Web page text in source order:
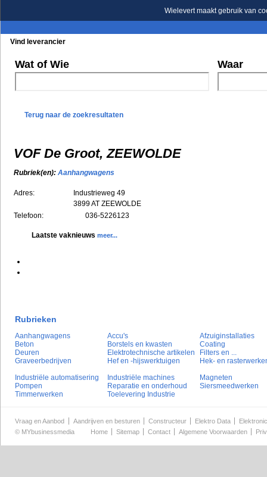
Wielevert maakt gebruik van
Vind leverancier
Wat of Wie Waar
Terug naar de zoekresultaten
VOF De Groot, ZEEWOLDE
Rubriek(en): Aanhangwagens
Adres:
Industrieweg 49
3899 AT ZEEWOLDE
Telefoon:
036-5226123
Laatste vaknieuws meer...
Rubrieken
Aanhangwagens Accu's
Afzuiginstallaties
Beton
Borstels en kwasten
Coating
Deuren
Elektrotechnische artikelen
Filters en ...
Graveerbedrijven
Hef en -hijswerktuigen
Hek- en
Industriële automatisering
Industriële machines
Magneten
Pompen
Reparatie en onderhoud
Siersmeedwerken
Timmerwerken
Toelevering Industrie
Vraag en Aanbod Aandrijven en besturen Constructeur Elektro Data
© MYbusinessmedia Home Sitemap Contact Algemene Voorwaarden